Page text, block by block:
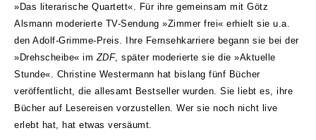
»Das literarische Quartett«. Für ihre gemeinsam mit Götz
Alsmann moderierte TV-Sendung »Zimmer frei« erhielt sie u.a.
den Adolf-Grimme-Preis. Ihre Fernsehkarriere begann sie bei der
»Drehscheibe« imZDF, später moderierte sie die »Aktuelle
Stunde«. Christine Westermann hat bislang fünf Bücher
veröffentlicht, die allesamt Bestseller wurden. Sie liebt es, ihre
Bücher auf Lesereisen vorzustellen. Wer sie noch nicht live
erlebt hat, hat etwas versäumt.